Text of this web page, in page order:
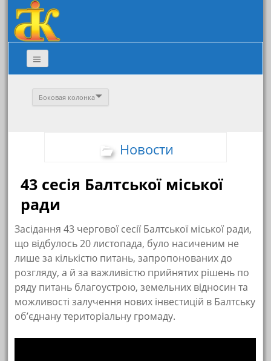
Боковая колонка
Новости
43 сесія Балтської міської
ради
Засідання 43 чергової сесії Балтської міської ради,
що відбулось 20 листопада, було насиченим не
лише за кількістю питань, запропонованих до
розгляду, а й за важливістю прийнятих рішень по
ряду питань благоустрою, земельних відносин та
можливості залучення нових інвестицій в Балтську
об’єднану територіальну громаду.